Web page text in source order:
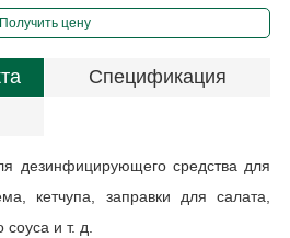
Получить цену
Спецификация
дезинфицирующего средства для
кетчупа, заправки для салата,
и т. д.